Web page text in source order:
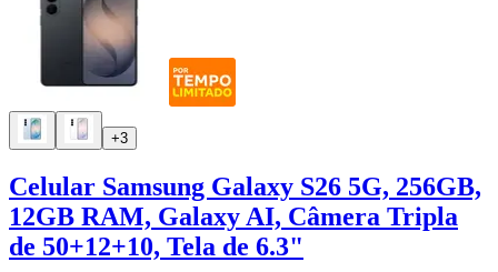
+3
Celular Samsung Galaxy S26 5G, 256GB,
12GB RAM, Galaxy AI, Câmera Tripla
de 50+12+10, Tela de 6.3"